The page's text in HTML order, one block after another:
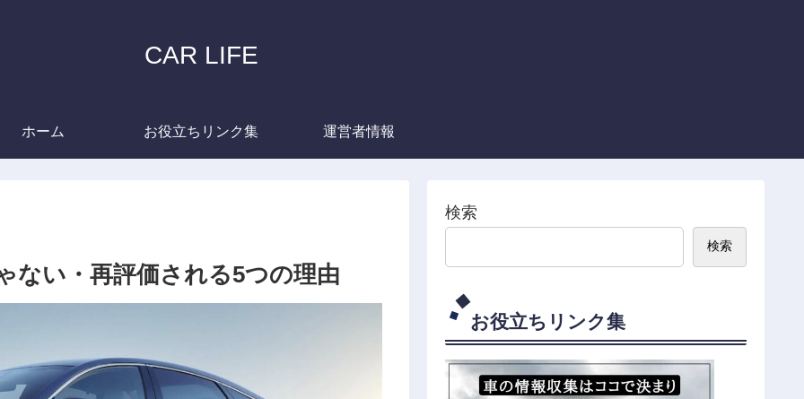
CAR LIFE
ホーム お役立ちリンク集 運営者情報
ない・再評価される5つの理由
検索
検索
お役立ちリンク集